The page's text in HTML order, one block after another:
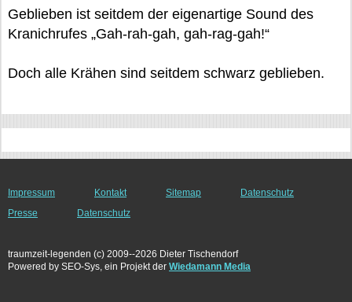
Geblieben ist seitdem der eigenartige Sound des
Kranichrufes „Gah-rah-gah, gah-rag-gah!“
Doch alle Krähen sind seitdem schwarz geblieben.
Impressum Kontakt Sitemap
Datenschutz
Presse
Datenschutz
traumzeit-legenden (c) 2009--2026 Dieter Tischendorf
Powered by SEO-Sys, ein Projekt der Wiedamann Media